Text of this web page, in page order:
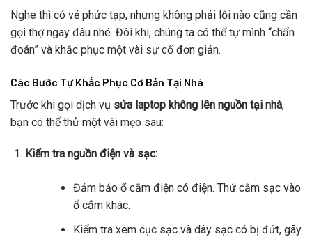
Nghe thì có vẻ phức tạp, nhưng không phải lỗi nào cũng cần
gọi thợ ngay đâu nhé. Đôi khi, chúng ta có thể tự mình “chẩn
đoán” và khắc phục một vài sự cố đơn giản.
Các Bước Tự Khắc Phục Cơ Bản Tại Nhà
Trước khi gọi dịch vụ sửa laptop không lên nguồn tại nhà,
bạn có thể thử một vài mẹo sau:
Kiểm tra nguồn điện và sạc:
Đảm bảo ổ cắm điện có điện. Thử cắm sạc vào
ổ cắm khác.
Kiểm tra xem cục sạc và dây sạc có bị đứt, gãy